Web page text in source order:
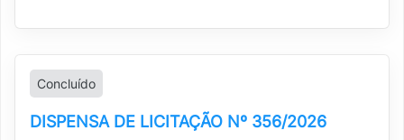
Concluído
DISPENSA DE LICITAÇÃO Nº 356/2026